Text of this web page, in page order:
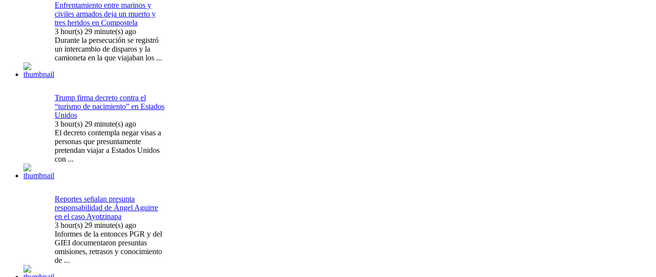
Enfrentamiento entre marinos y
civiles armados deja un muerto y
tres heridos en Compostela
3 hour(s) 29 minute(s) ago
Durante la persecución se registró
un intercambio de disparos y la
camioneta en la que viajaban los ...
Trump firma decreto contra el
“turismo de nacimiento” en Estados
Unidos
3 hour(s) 29 minute(s) ago
El decreto contempla negar visas a
personas que presuntamente
pretendan viajar a Estados Unidos
con ...
Reportes señalan presunta
responsabilidad de Ángel Aguirre
en el caso Ayotzinapa
3 hour(s) 29 minute(s) ago
Informes de la entonces PGR y del
GIEI documentaron presuntas
omisiones, retrasos y conocimiento
de ...